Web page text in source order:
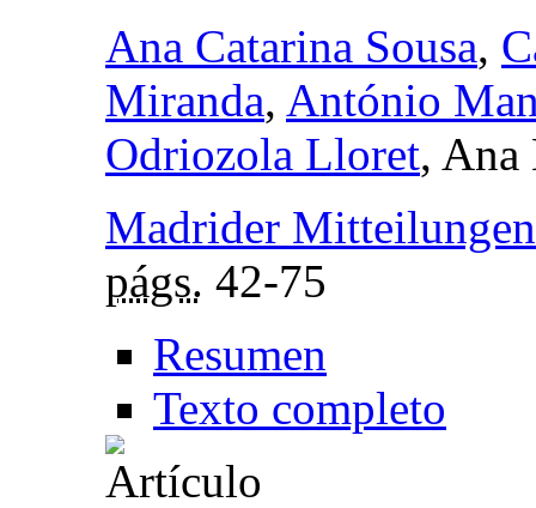
Ana Catarina Sousa,
Miranda, António
Odriozola Lloret, Ana
Madrider Mitteilungen
págs. 42-75
Resumen
Texto completo